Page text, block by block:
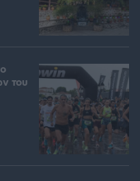
του